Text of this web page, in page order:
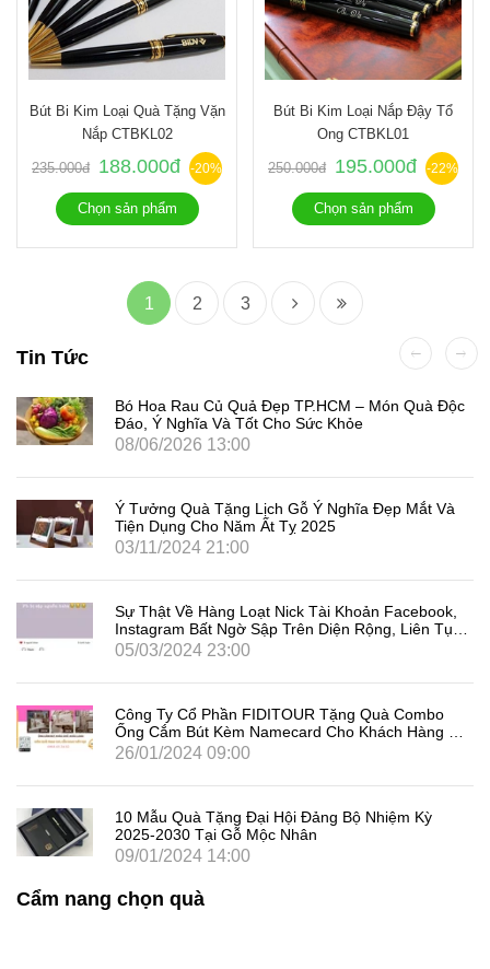
Bút Bi Kim Loại Quà Tặng Vặn
Nắp CTBKL02
235.000đ 188.000đ -20%
Chọn sản phẩm
Bút Bi Kim Loại Nắp Đậy Tổ
Ong CTBKL01
250.000đ 195.000đ -22%
Chọn sản phẩm
1 2 3
Tin Tức
Bó Hoa Rau Củ Quả Đẹp TP.HCM – Món Quà Độc
Đáo, Ý Nghĩa Và Tốt Cho Sức Khỏe
08/06/2026 13:00
Ý Tưởng Quà Tặng Lịch Gỗ Ý Nghĩa Đẹp Mắt Và
Tiện Dụng Cho Năm Ất Tỵ 2025
03/11/2024 21:00
Sự Thật Về Hàng Loạt Nick Tài Khoản Facebook,
Instagram Bất Ngờ Sập Trên Diện Rộng, Liên Tục
Đăng Xuất Người Dùng Là Gì
05/03/2024 23:00
Công Ty Cổ Phần FIDITOUR Tặng Quà Combo
Ống Cắm Bút Kèm Namecard Cho Khách Hàng Dịp
8/3
26/01/2024 09:00
10 Mẫu Quà Tặng Đại Hội Đảng Bộ Nhiệm Kỳ
2025-2030 Tại Gỗ Mộc Nhân
09/01/2024 14:00
Cẩm nang chọn quà